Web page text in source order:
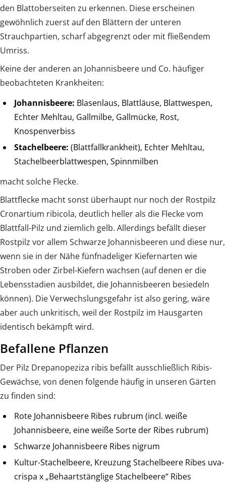
den Blattoberseiten zu erkennen. Diese erscheinen
gewöhnlich zuerst auf den Blättern der unteren
Strauchpartien, scharf abgegrenzt oder mit fließendem
Umriss.
Keine der anderen an Johannisbeere und Co. häufiger
beobachteten Krankheiten:
Johannisbeere: Blasenlaus, Blattläuse, Blattwespen,
Echter Mehltau, Gallmilbe, Gallmücke, Rost,
Knospenverbiss
Stachelbeere: (Blattfallkrankheit), Echter Mehltau,
Stachelbeerblattwespen, Spinnmilben
macht solche Flecke.
Blattflecke macht sonst überhaupt nur noch der Rostpilz
Cronartium ribicola, deutlich heller als die Flecke vom
Blattfall-Pilz und ziemlich gelb. Allerdings befällt dieser
Rostpilz vor allem Schwarze Johannisbeeren und diese nur,
wenn sie in der Nähe fünfnadeliger Kiefernarten wie
Stroben oder Zirbel-Kiefern wachsen (auf denen er die
Lebensstadien ausbildet, die Johannisbeeren besiedeln
können). Die Verwechslungsgefahr ist also gering, wäre
aber auch unkritisch, weil der Rostpilz im Hausgarten
identisch bekämpft wird.
Befallene Pflanzen
Der Pilz Drepanopeziza ribis befällt ausschließlich Ribis-
Gewächse, von denen folgende häufig in unseren Gärten
zu finden sind:
Rote Johannisbeere Ribes rubrum (incl. weiße
Johannisbeere, eine weiße Sorte der Ribes rubrum)
Schwarze Johannisbeere Ribes nigrum
Kultur-Stachelbeere, Kreuzung Stachelbeere Ribes uva-
crispa x „Behaartstänglige Stachelbeere“ Ribes